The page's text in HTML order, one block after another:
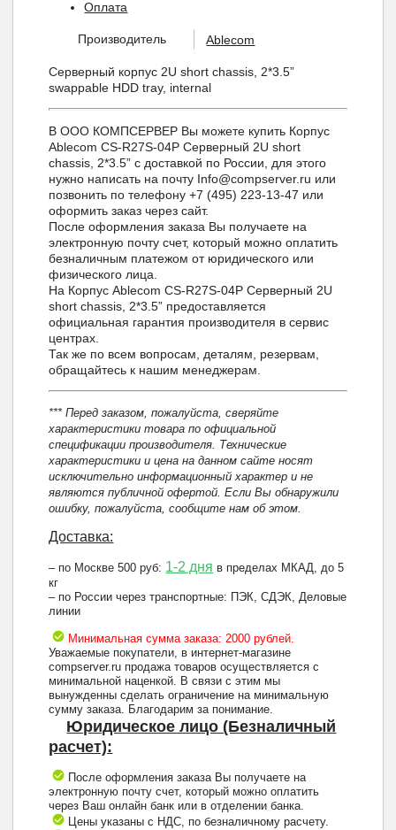
Оплата
Производитель Ablecom
Серверный корпус 2U short chassis, 2*3.5”
swappable HDD tray, internal
В ООО КОМПСЕРВЕР Вы можете купить Корпус
Ablecom CS-R27S-04P Серверный 2U short
chassis, 2*3.5” с доставкой по России, для этого
нужно написать на почту Info@compserver.ru или
позвонить по телефону +7 (495) 223-13-47 или
оформить заказ через сайт.
После оформления заказа Вы получаете на
электронную почту счет, который можно оплатить
безналичным платежом от юридического или
физического лица.
На Корпус Ablecom CS-R27S-04P Серверный 2U
short chassis, 2*3.5” предоставляется
официальная гарантия производителя в сервис
центрах.
Так же по всем вопросам, деталям, резервам,
обращайтесь к нашим менеджерам.
*** Перед заказом, пожалуйста, сверяйте
характеристики товара по официальной
спецификации производителя. Технические
характеристики и цена на данном сайте носят
исключительно информационный характер и не
являются публичной офертой. Если Вы обнаружили
ошибку, пожалуйста, сообщите нам об этом.
Доставка:
– по Москве 500 руб: 1-2 дня в пределах МКАД, до 5
кг
– по России через транспортные: ПЭК, СДЭК, Деловые
линии
Минимальная сумма заказа: 2000 рублей.
Уважаемые покупатели, в интернет-магазине
compserver.ru продажа товаров осуществляется с
минимальной наценкой. В связи с этим мы
вынужденны сделать ограничение на минимальную
сумму заказа. Благодарим за понимание.
Юридическое лицо (Безналичный
расчет):
После оформления заказа Вы получаете на
электронную почту счет, который можно оплатить
через Ваш онлайн банк или в отделении банка.
Цены указаны с НДС, по безналичному расчету.